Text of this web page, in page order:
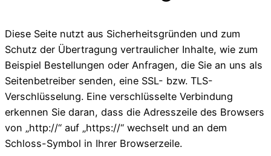
Diese Seite nutzt aus Sicherheitsgründen und zum
Schutz der Übertragung vertraulicher Inhalte, wie zum
Beispiel Bestellungen oder Anfragen, die Sie an uns als
Seitenbetreiber senden, eine SSL- bzw. TLS-
Verschlüsselung. Eine verschlüsselte Verbindung
erkennen Sie daran, dass die Adresszeile des Browsers
von „http://“ auf „https://“ wechselt und an dem
Schloss-Symbol in Ihrer Browserzeile.